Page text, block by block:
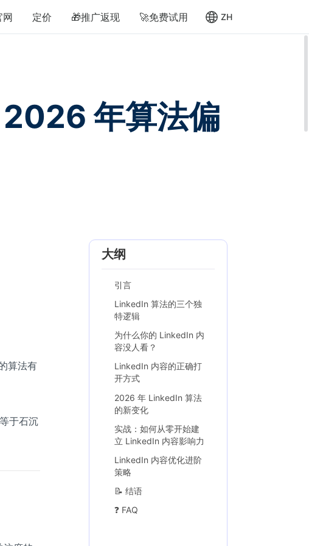
网 定价 🎁推广返现 🚀免费试用 ZH
年算法偏
算法有
于石沉
大纲
引言
LinkedIn 算法的三个独
特逻辑
为什么你的 LinkedIn 内
容没人看？
LinkedIn 内容的正确打
开方式
2026 年 LinkedIn 算法
的新变化
实战：如何从零开始建
立 LinkedIn 内容影响力
LinkedIn 内容优化进阶
策略
📝 结语
❓ FAQ